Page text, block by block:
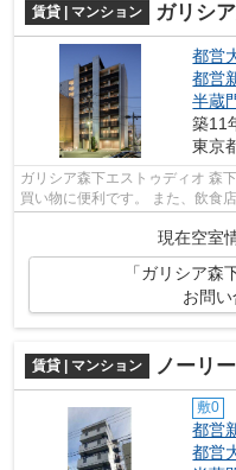
賃貸 | マンション ガリシ
都営
都営
半蔵
築11
東京
ガリシア森下エストゥディオ 森下駅周辺には、商店街があるため、毎日のお
買い物に便利です。 また、飲食
現在空室
「ガリシア森
お問
賃貸 | マンション ノーリ
敷0
都営
都営